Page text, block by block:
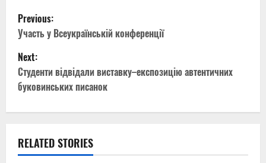
P
o
s
t
n
a
Previous:
Участь у Всеукраїнській конференції
Next:
Студенти відвідали виставку–експозицію автентичних
буковинських писанок
RELATED STORIES